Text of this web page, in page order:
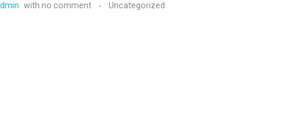
with no comment Uncategorized